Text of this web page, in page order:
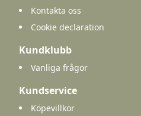
Kontakta oss
Cookie declaration
Kundklubb
Vanliga frågor
Kundservice
Köpevillkor